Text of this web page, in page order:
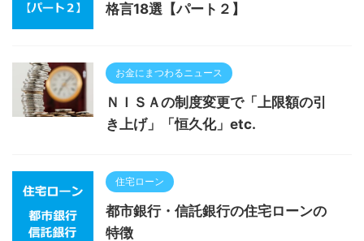
格言18選【パート２】
お金にまつわるニュース
ＮＩＳＡの制度変更で「上限額の引
き上げ」「恒久化」etc.
住宅ローン
都市銀行・信託銀行の住宅ローンの
特徴